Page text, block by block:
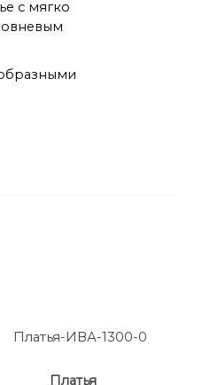
с мягко
Платья